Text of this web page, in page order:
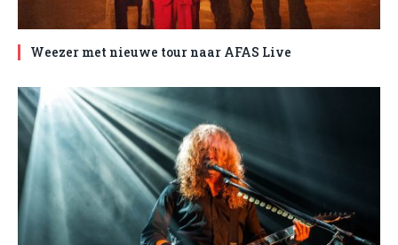
Weezer met nieuwe tour naar AFAS Live